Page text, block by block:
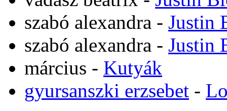
szabó alexandra - Justin
szabó alexandra - Justin
március - Kutyák
gyursanszki erzsebet -